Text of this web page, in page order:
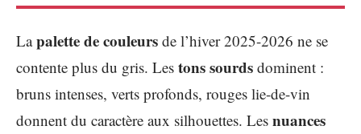
Lapalette de couleurs de l’hiver 2025-2026 ne se
contente plus du gris. Les tons sourds dominent :
bruns intenses, verts profonds, rouges lie-de-vin
donnent du caractère aux silhouettes. Les nuances